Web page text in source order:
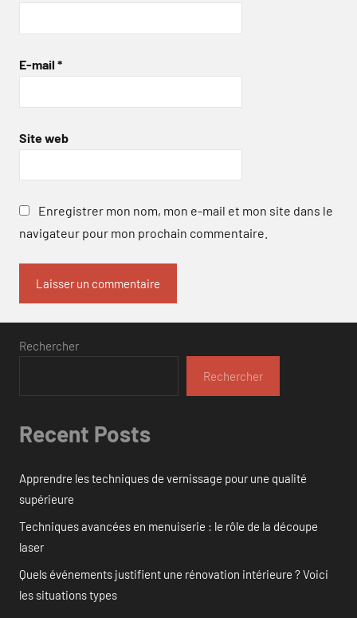
E-mail *
Site web
Enregistrer mon nom, mon e-mail et mon site dans le
navigateur pour mon prochain commentaire.
Rechercher
Rechercher
Recent Posts
Apprendre les techniques de vernissage pour une qualité
supérieure
Techniques avancées en menuiserie : le rôle de la découpe
laser
Quels événements justifient une rénovation intérieure ? Voici
les situations types